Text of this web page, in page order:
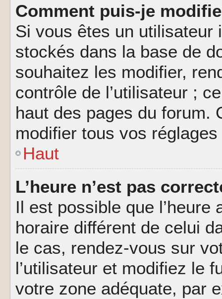
Comment puis-je
Si vous êtes un
stockés dans la base de
souhaitez les modifier,
contrôle de l’utilisateur ;
haut des pages du forum.
modifier tous vos
Haut
L’heure n’est pas
Il est possible que
horaire différent de celui
le cas, rendez-vous sur
l’utilisateur et modifiez le
votre zone adéquate, par